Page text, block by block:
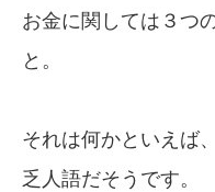
お金に関しては３つ
と。
それは何かといえば
乏人語だそうです。